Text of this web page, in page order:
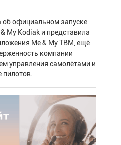
об официальном запуске
My Kodiak и представила
Me & My TBM, ещё
компании
управления самолётами и